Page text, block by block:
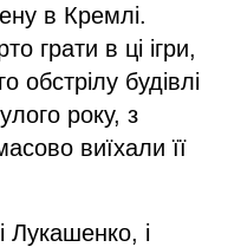
в Кремлі.
грати в ці ігри,
обстрілу будівлі
року, з
виїхали її
Лукашенко, і